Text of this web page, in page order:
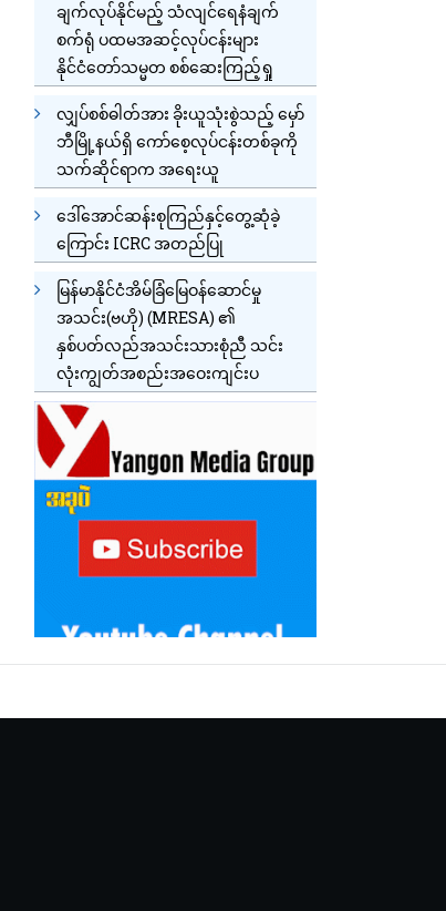
ချက်လုပ်နိုင်မည့် သံလျင်ရေနံချက်
စက်ရုံ ပထမအဆင့်လုပ်ငန်းများ
နိုင်ငံတော်သမ္မတ စစ်ဆေးကြည့်ရှု
လျှပ်စစ်ဓါတ်အား ခိုးယူသုံးစွဲသည့် မှော်
ဘီမြို့နယ်ရှိ ကော်စေ့လုပ်ငန်းတစ်ခုကို
သက်ဆိုင်ရာက အရေးယူ
ဒေါ်အောင်ဆန်းစုကြည်နှင့်တွေ့ဆုံခဲ့
ကြောင်း ICRC အတည်ပြု
မြန်မာနိုင်ငံအိမ်ခြံမြေဝန်ဆောင်မှု
အသင်း(ဗဟို) (MRESA) ၏
နှစ်ပတ်လည်အသင်းသားစုံညီ သင်း
လုံးကျွတ်အစည်းအဝေးကျင်းပ